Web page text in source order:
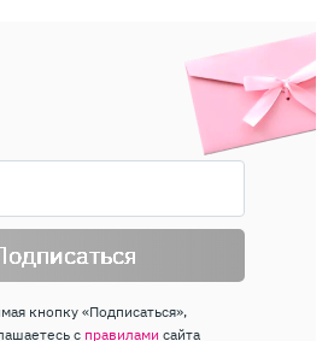
кнопку «Подписаться»,
с правилами сайта